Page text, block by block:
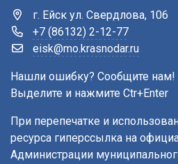
г. Ейск ул. Свердлова, 106
+7 (86132) 2-12-77
eisk@mo.krasnodar.ru
Нашли ошибку? Сообщите нам!
Выделите и нажмите Ctr+Enter
При перепечатке и
ресурса гиперссылка на
Администрации